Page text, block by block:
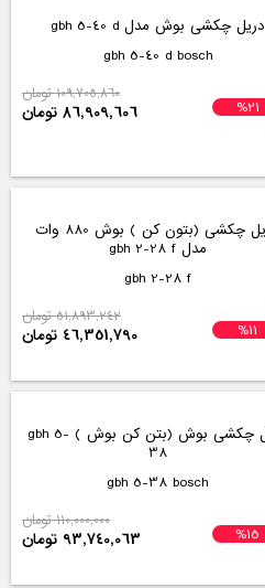
دریل چکشی بوش مدل gbh 5-40 d
gbh 5-40 d bosch
%21
109,705,860 تومان
86,909,606 تومان
دریل چکشی (بتون کن ) بوش 880 وات
مدل gbh 2-28 f
gbh 2-28 f
%11
51,893,242 تومان
46,351,790 تومان
دریل چکشی بوش (بتن کن بوش ) gbh 5-
38
gbh 5-38 bosch
%15
110,000,000 تومان
93,740,063 تومان